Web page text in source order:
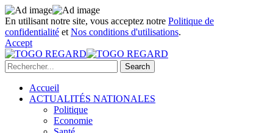
En utilisant notre site, vous acceptez notre Politique de
confidentialité et Nos conditions d'utilisations.
Accept
Accueil
ACTUALITÉS NATIONALES
Politique
Economie